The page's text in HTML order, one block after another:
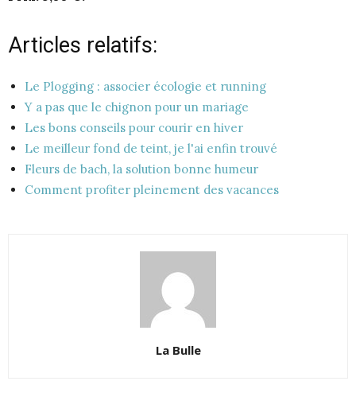
Articles relatifs:
Le Plogging : associer écologie et running
Y a pas que le chignon pour un mariage
Les bons conseils pour courir en hiver
Le meilleur fond de teint, je l'ai enfin trouvé
Fleurs de bach, la solution bonne humeur
Comment profiter pleinement des vacances
La Bulle